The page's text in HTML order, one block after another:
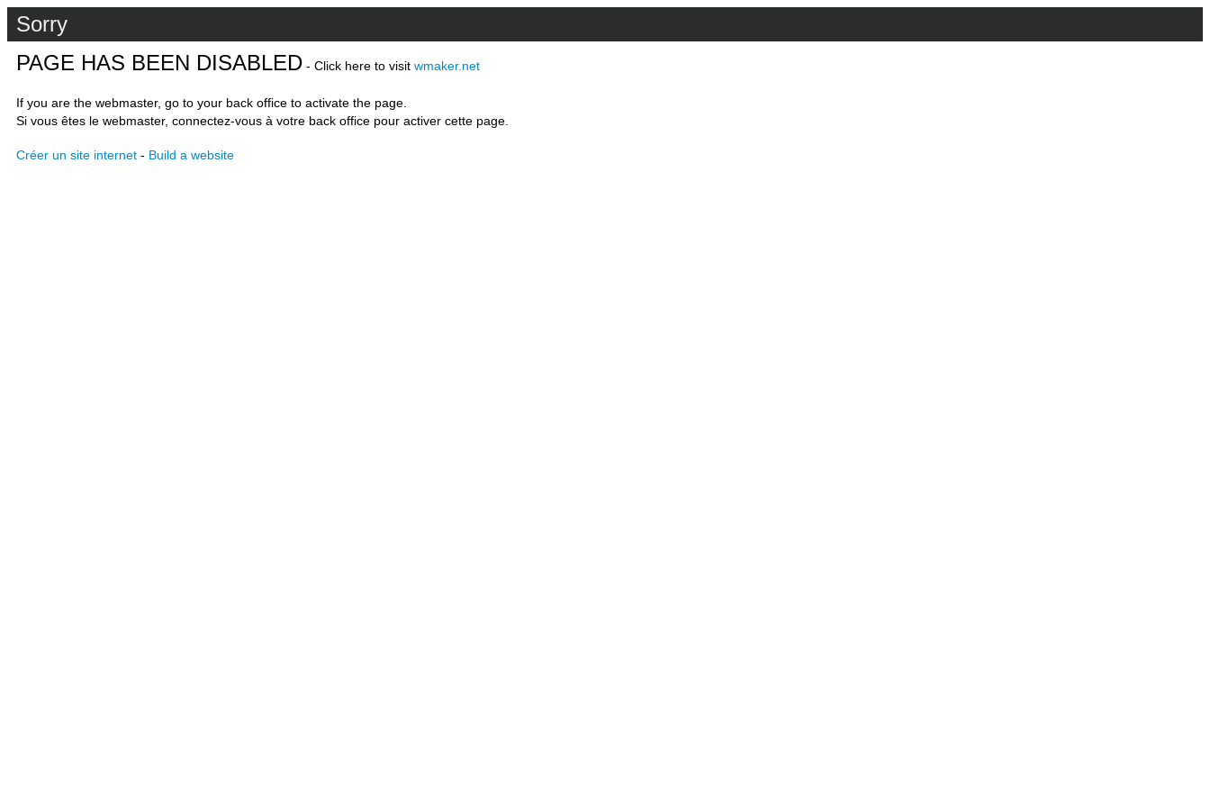
Sorry
PAGE HAS BEEN DISABLED - Click here to visit wmaker.net
If you are the webmaster, go to your back office to activate the page.
Si vous êtes le webmaster, connectez-vous à votre back office pour activer cette page.
Créer un site internet - Build a website